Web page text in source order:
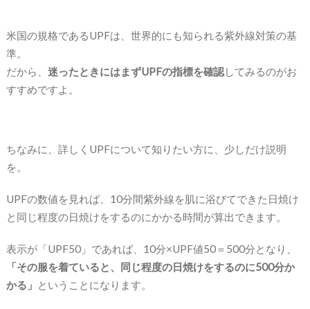
米国の規格であるUPFは、世界的にも知られる紫外線対策の基
準。
だから、 迷ったときにはまずUPFの指標を確認してみるのがお
すすめですよ。
ちなみに、詳しくUPFについて知りたい方に、少しだけ説明
を。
UPFの数値を見れば、10分間紫外線を肌に浴びてできた日焼け
と同じ程度の日焼けをするのにかかる時間が算出できます。
表示が「UPF50」であれば、10分×UPF値50＝500分となり、
「その服を着ていると、同じ程度の日焼けをするのに500分か
かる」 ということになります。